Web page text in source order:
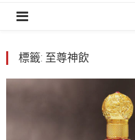
標籤: 至尊神飲